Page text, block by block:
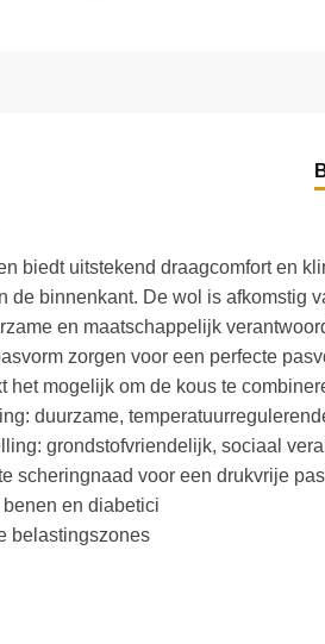
biedt uitstekend draagcomfort en
de binnenkant. De wol is
en maatschappelijk
zorgen voor een perfecte
het mogelijk om de kous te
duurzame,
grondstofvriendelijk, sociaal
scheringnaad voor een drukvrije
en diabetici
belastingszones